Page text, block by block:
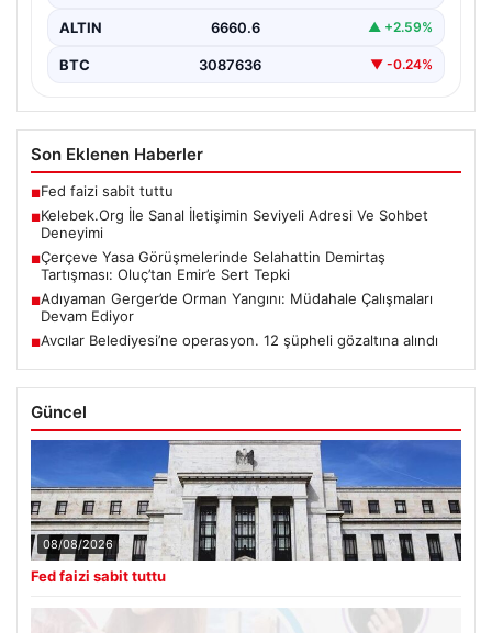
ALTIN 6660.6 ▲ +2.59%
BTC 3087636 ▼ -0.24%
Son Eklenen Haberler
■Fed faizi sabit tuttu
■Kelebek.Org İle Sanal İletişimin Seviyeli Adresi Ve Sohbet
Deneyimi
■Çerçeve Yasa Görüşmelerinde Selahattin Demirtaş
Tartışması: Oluç’tan Emir’e Sert Tepki
■Adıyaman Gerger’de Orman Yangını: Müdahale Çalışmaları
Devam Ediyor
■Avcılar Belediyesi’ne operasyon. 12 şüpheli gözaltına alındı
Güncel
08/08/2026
Fed faizi sabit tuttu